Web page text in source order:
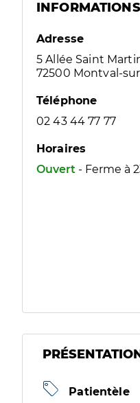
Adresse
5 Allée Saint
72500 Montval-
Téléphone
02 43 44 77 77
Horaires
Ouvert - Ferme à
Patientèle